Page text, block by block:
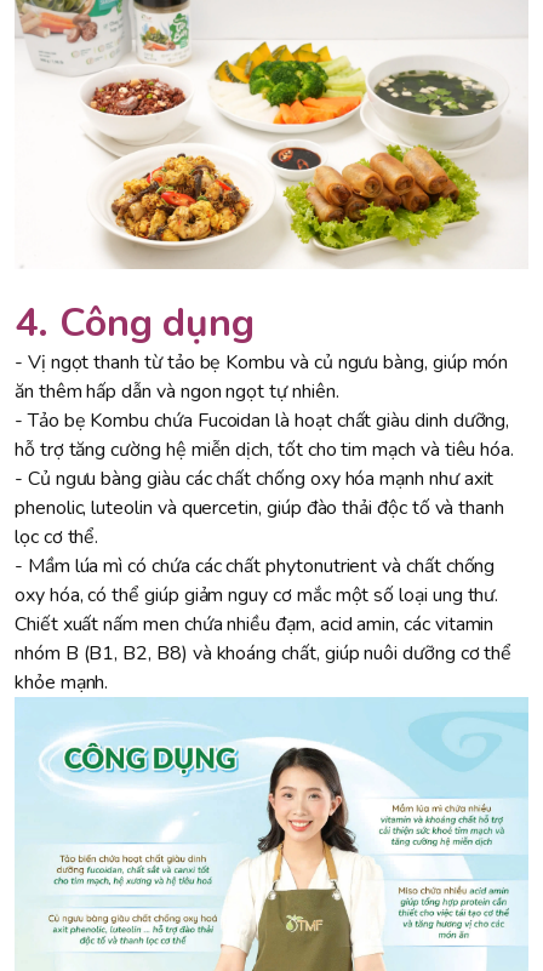
4. Công dụng
- Vị ngọt thanh từ tảo bẹ Kombu và củ ngưu bàng, giúp món
ăn thêm hấp dẫn và ngon ngọt tự nhiên.
- Tảo bẹ Kombu chứa Fucoidan là hoạt chất giàu dinh dưỡng,
hỗ trợ tăng cường hệ miễn dịch, tốt cho tim mạch và tiêu hóa.
- Củ ngưu bàng giàu các chất chống oxy hóa mạnh như axit
phenolic, luteolin và quercetin, giúp đào thải độc tố và thanh
lọc cơ thể.
- Mầm lúa mì có chứa các chất phytonutrient và chất chống
oxy hóa, có thể giúp giảm nguy cơ mắc một số loại ung thư.
Chiết xuất nấm men chứa nhiều đạm, acid amin, các vitamin
nhóm B (B1, B2, B8) và khoáng chất, giúp nuôi dưỡng cơ thể
khỏe mạnh.